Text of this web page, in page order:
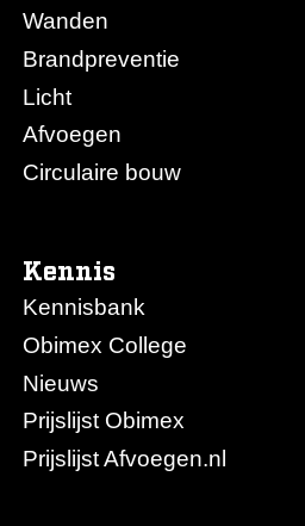
Wanden
Brandpreventie
Licht
Afvoegen
Circulaire bouw
Kennis
Kennisbank
Obimex College
Nieuws
Prijslijst Obimex
Prijslijst Afvoegen.nl